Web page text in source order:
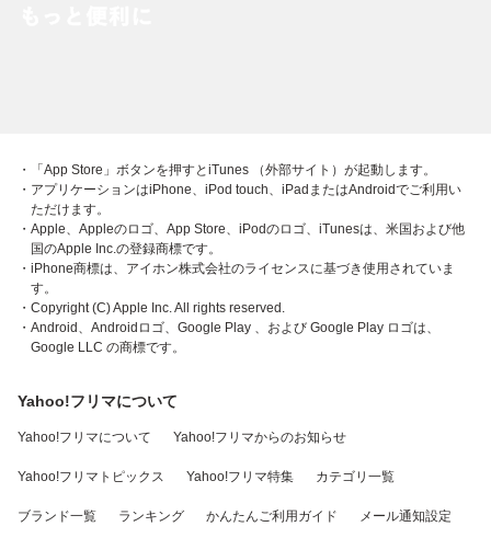
・「App Store」ボタンを押すとiTunes （外部サイト）が起動します。
・アプリケーションはiPhone、iPod touch、iPadまたはAndroidでご利用い
ただけます。
・Apple、Appleのロゴ、App Store、iPodのロゴ、iTunesは、米国および他
国のApple Inc.の登録商標です。
・iPhone商標は、アイホン株式会社のライセンスに基づき使用されていま
す。
・Copyright (C) Apple Inc. All rights reserved.
・Android、Androidロゴ、Google Play 、および Google Play ロゴは、
Google LLC の商標です。
Yahoo!フリマについて
Yahoo!フリマについて Yahoo!フリマからのお知らせ
Yahoo!フリマトピックス Yahoo!フリマ特集 カテゴリ一覧
ブランド一覧 ランキング かんたんご利用ガイド メール通知設定